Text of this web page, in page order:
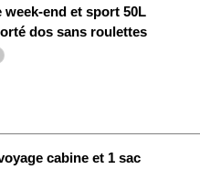
week-end et sport 50L
dos sans roulettes
cabine et 1 sac